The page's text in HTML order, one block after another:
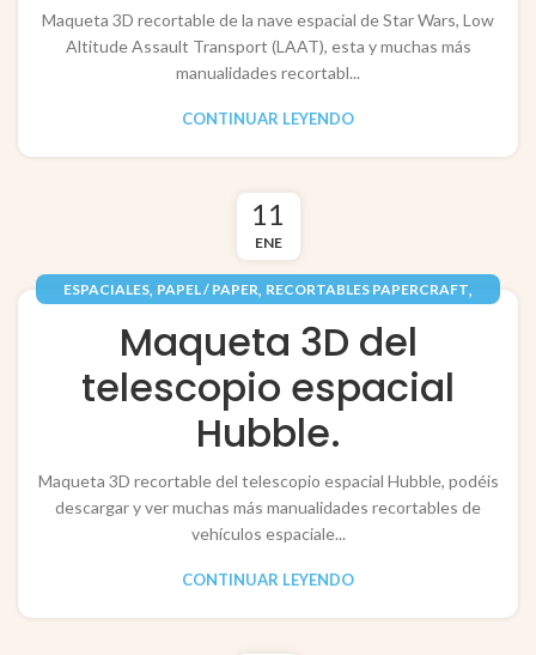
Maqueta 3D recortable de la nave espacial de Star Wars, Low
Altitude Assault Transport (LAAT), esta y muchas más
manualidades recortabl...
CONTINUAR LEYENDO
11
ENE
ESPACIALES, PAPEL / PAPER, RECORTABLES PAPERCRAFT,
Maqueta 3D del
telescopio espacial
Hubble.
Maqueta 3D recortable del telescopio espacial Hubble, podéis
descargar y ver muchas más manualidades recortables de
vehículos espaciale...
CONTINUAR LEYENDO